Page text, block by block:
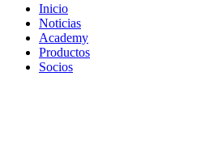
Inicio
Noticias
Academy
Productos
Socios